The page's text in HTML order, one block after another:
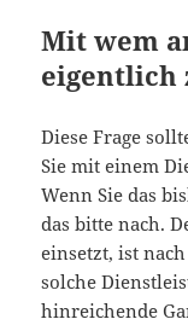
Mit wem
eigentlich
Diese Frage
Sie mit einem
Wenn Sie das
das bitte nach.
einsetzt, ist
solche
hinreichende